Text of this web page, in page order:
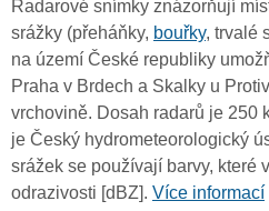
Radarové snímky znázorňují
srážky (přeháňky, bouřky, trvalé
na území České republiky
Praha v Brdech a Skalky u
vrchovině. Dosah radarů je 250
je Český hydrometeorologický
srážek se používají barvy, které
odrazivosti [dBZ]. Více informací